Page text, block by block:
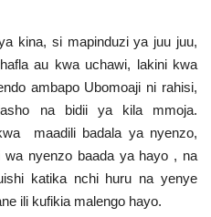
kina, si mapinduzi ya juu juu,
au kwa uchawi, lakini kwa
ambapo Ubomoaji ni rahisi,
na bidii ya kila mmoja.
maadili badala ya nyenzo,
wa nyenzo baada ya hayo , na
katika nchi huru na yenye
ili kufikia malengo hayo.